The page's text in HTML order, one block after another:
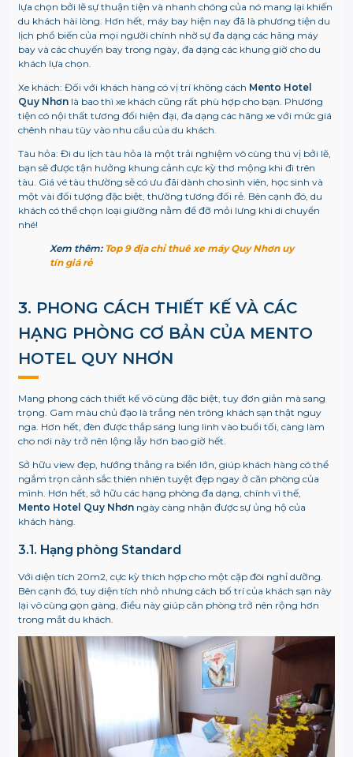
lựa chọn bởi lẽ sự thuận tiện và nhanh chóng của nó mang lại khiến
du khách hài lòng. Hơn hết, máy bay hiện nay đã là phương tiện du
lịch phổ biến của mọi người chính nhờ sự đa dạng các hãng máy
bay và các chuyến bay trong ngày, đa dạng các khung giờ cho du
khách lựa chọn.
Xe khách: Đối với khách hàng có vị trí không cách Mento Hotel
Quy Nhơnlà bao thì xe khách cũng rất phù hợp cho bạn. Phương
tiện có nội thất tương đối hiện đại, đa dạng các hãng xe với mức giá
chênh nhau tùy vào nhu cầu của du khách.
Tàu hỏa: Đi du lịch tàu hỏa là một trải nghiệm vô cùng thú vị bởi lẽ,
bạn sẽ được tận hưởng khung cảnh cực kỳ thơ mộng khi đi trên
tàu. Giá vé tàu thường sẽ có ưu đãi dành cho sinh viên, học sinh và
một vài đối tượng đặc biệt, thường tương đối rẻ. Bên cạnh đó, du
khách có thể chọn loại giường nằm để đỡ mỏi lưng khi di chuyển
nhé!
Xem thêm: Top 9 địa chỉ thuê xe máy Quy Nhơn uy
tín giá rẻ
3. PHONG CÁCH THIẾT KẾ VÀ CÁC
HẠNG PHÒNG CƠ BẢN CỦA MENTO
HOTEL QUY NHƠN
Mang phong cách thiết kế vô cùng đặc biệt, tuy đơn giản mà sang
trọng. Gam màu chủ đạo là trắng nên trông khách sạn thật nguy
nga. Hơn hết, đèn được thắp sáng lung linh vào buổi tối, càng làm
cho nơi này trở nên lộng lẫy hơn bao giờ hết.
Sở hữu view đẹp, hướng thẳng ra biển lớn, giúp khách hàng có thể
ngắm trọn cảnh sắc thiên nhiên tuyệt đẹp ngay ở căn phòng của
mình. Hơn hết, sở hữu các hạng phòng đa dạng, chính vì thế,
Mento Hotel Quy Nhơnngày càng nhận được sự ủng hộ của
khách hàng.
3.1. Hạng phòng Standard
Với diện tích 20m2, cực kỳ thích hợp cho một cặp đôi nghỉ dưỡng.
Bên cạnh đó, tuy diện tích nhỏ nhưng cách bố trí của khách sạn này
lại vô cùng gọn gàng, điều này giúp căn phòng trở nên rộng hơn
trong mắt du khách.